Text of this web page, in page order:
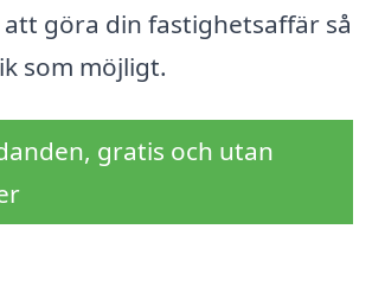
göra din fastighetsaffär så
som möjligt.
gratis och utan